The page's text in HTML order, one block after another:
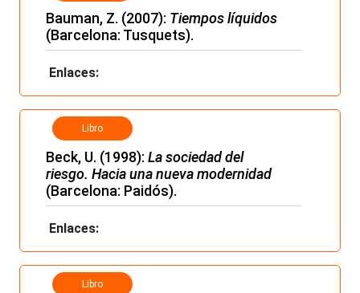
Bauman, Z. (2007): Tiempos líquidos
(Barcelona: Tusquets).
Enlaces:
Libro
Beck, U. (1998): La sociedad del
riesgo. Hacia una nueva modernidad
(Barcelona: Paidós).
Enlaces:
Libro